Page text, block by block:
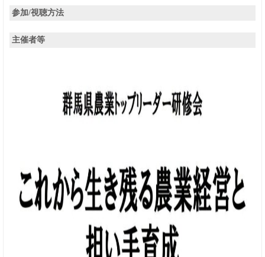
参加/視聴方法
主催者等